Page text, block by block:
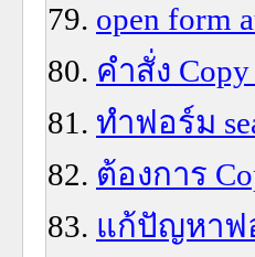
open form
คำสั่ง
ทำฟอร์ม
ต้องการ
แก้ปัญหาฟ